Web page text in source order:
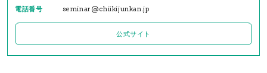
電話番号 seminar@chiikijunkan.jp
公式サイト